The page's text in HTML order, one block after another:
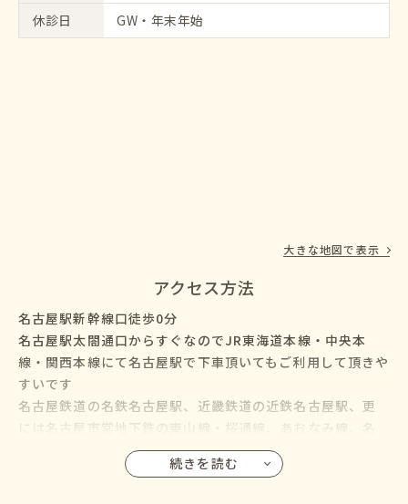
休診日
GW・年末年始
大きな地図で表示
アクセス方法
名古屋駅新幹線口徒歩0分
名古屋駅太閤通口からすぐなのでJR東海道本線・中央本
線・関西本線にて名古屋駅で下車頂いてもご利用して頂きや
すいです
名古屋鉄道の名鉄名古屋駅、近畿鉄道の近鉄名古屋駅、更
には名古屋市営地下鉄の東山線・桜通線、あおなみ線、名
鉄バス・名古屋市営バスも名古屋駅に乗り入れているので、
名古屋市の千種区・東区・北区・西区・中村区・中区・昭
続きを読む